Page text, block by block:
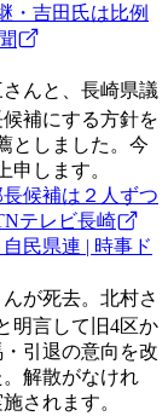
・吉田氏は比例
んと、長崎県議
補にする方針を
としました。今
申します。
候補は２人ずつ
テレビ長崎
民県連 | 時事ド
が死去。北村さ
明言して旧4区か
引退の意向を改
解散がなけれ
されます。